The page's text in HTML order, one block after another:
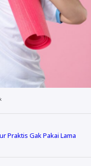
Praktis Gak Pakai Lama